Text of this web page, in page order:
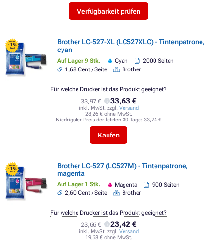
Verfügbarkeit prüfen
FLASH
- 1%
SALE
Brother LC-527-XL (LC527XLC) - Tintenpatrone,
cyan
Auf Lager 9 Stk. Cyan
2000 Seiten
1,68 Cent / Seite
Brother
33,97 € 33,63 €
inkl. MwSt. zzgl. Versand
28,26 € ohne MwSt.
Niedrigster Preis der letzten 30 Tage: 33,74 €
Kaufen
Für welche Drucker ist das Produkt geeignet?
FLASH
- 1%
SALE
Brother LC-527 (LC527M) - Tintenpatrone,
magenta
Auf Lager 1 Stk. Magenta
900 Seiten
2,60 Cent / Seite
Brother
23,66 € 23,42 €
inkl. MwSt. zzgl. Versand
19,68 € ohne MwSt.
Für welche Drucker ist das Produkt geeignet?